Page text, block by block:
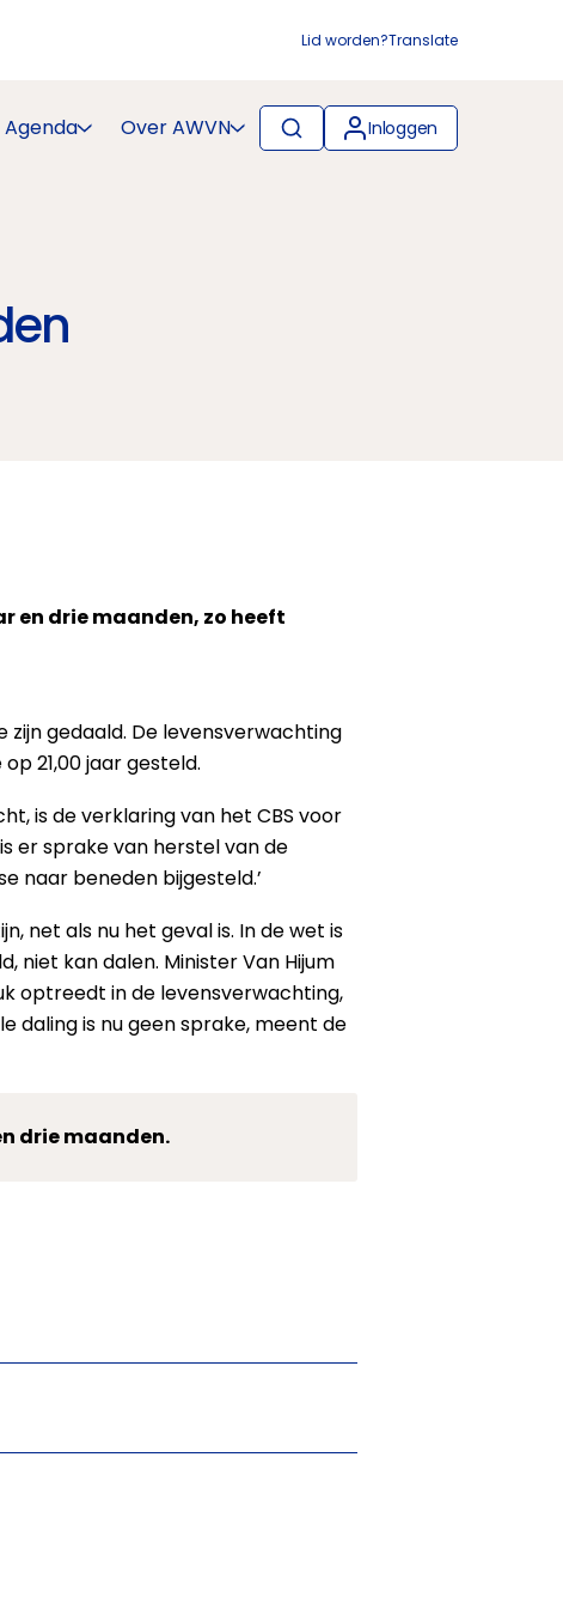
Lid worden?Translate
Agenda Over AWVN Inloggen
en drie maanden, zo heeft
zijn gedaald. De levensverwachting
21,00 jaar gesteld.
is de verklaring van het CBS voor
er sprake van herstel van de
naar beneden bijgesteld.’
net als nu het geval is. In de wet is
niet kan dalen. Minister Van Hijum
optreedt in de levensverwachting,
daling is nu geen sprake, meent de
drie maanden.